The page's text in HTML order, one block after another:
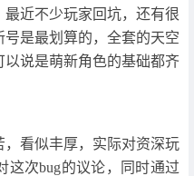
近不少玩家回坑，还有很
是最划算的，全套的天空
说是萌新角色的基础都齐
看似丰厚，实际对资深玩
这次bug的议论，同时通过